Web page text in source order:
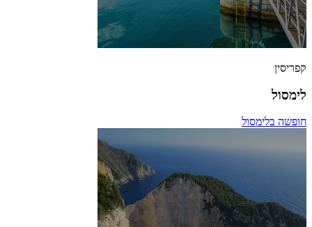
קפריסין
לימסול
חופשה בלימסול